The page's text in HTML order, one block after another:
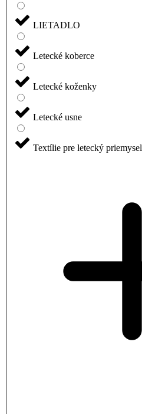
LIETADLO
Letecké koberce
Letecké koženky
Letecké usne
Textílie pre letecký priemysel